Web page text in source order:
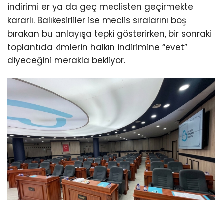
indirimi er ya da geç meclisten geçirmekte
kararlı. Balıkesirliler ise meclis sıralarını boş
bırakan bu anlayışa tepki gösterirken, bir sonraki
toplantıda kimlerin halkın indirimine “evet”
diyeceğini merakla bekliyor.